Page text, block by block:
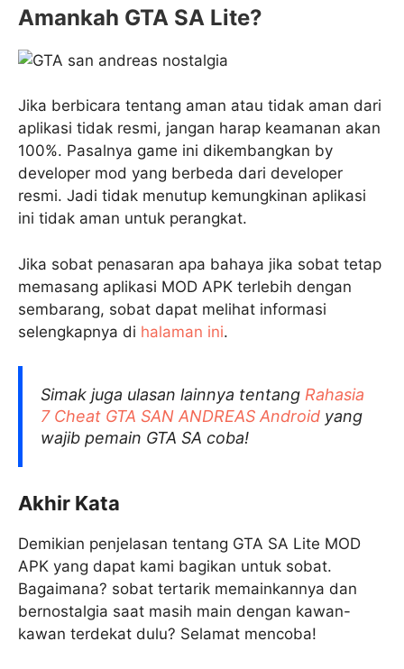
Amankah GTA SA Lite?
Jika berbicara tentang aman atau tidak aman dari
aplikasi tidak resmi, jangan harap keamanan akan
100%. Pasalnya game ini dikembangkan by
developer mod yang berbeda dari developer
resmi. Jadi tidak menutup kemungkinan aplikasi
ini tidak aman untuk perangkat.
Jika sobat penasaran apa bahaya jika sobat tetap
memasang aplikasi MOD APK terlebih dengan
sembarang, sobat dapat melihat informasi
selengkapnya di halaman ini.
Simak juga ulasan lainnya tentang Rahasia
7 Cheat GTA SAN ANDREAS Android yang
wajib pemain GTA SA coba!
Akhir Kata
Demikian penjelasan tentang GTA SA Lite MOD
APK yang dapat kami bagikan untuk sobat.
Bagaimana? sobat tertarik memainkannya dan
bernostalgia saat masih main dengan kawan-
kawan terdekat dulu? Selamat mencoba!